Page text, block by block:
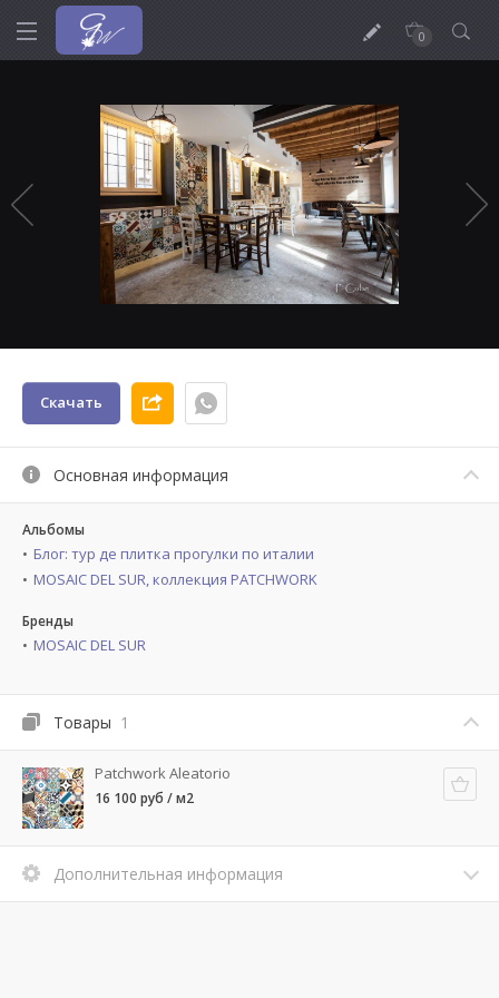
0
Скачать
Основная информация
Альбомы
Блог: тур де плитка прогулки по италии
MOSAIC DEL SUR, коллекция PATCHWORK
Бренды
MOSAIC DEL SUR
Товары 1
Patchwork Aleatorio
16 100 руб / м2
Дополнительная информация